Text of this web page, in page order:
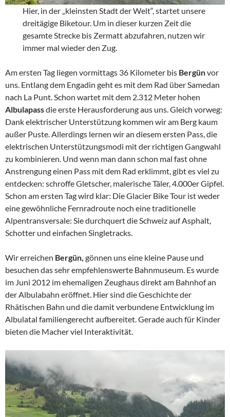
Hier, in der „kleinsten Stadt der Welt“, startet unsere
dreitägige Biketour. Um in dieser kurzen Zeit die
gesamte Strecke bis Zermatt abzufahren, nutzen wir
immer mal wieder den Zug.
Am ersten Tag liegen vormittags 36 Kilometer bis Bergünvor
uns. Entlang dem Engadin geht es mit dem Rad über Samedan
nach La Punt. Schon wartet mit dem 2.312 Meter hohen
Albulapassdie erste Herausforderung aus uns. Gleich vorweg:
Dank elektrischer Unterstützung kommen wir am Berg kaum
außer Puste. Allerdings lernen wir an diesem ersten Pass, die
elektrischen Unterstützungsmodi mit der richtigen Gangwahl
zu kombinieren. Und wenn man dann schon mal fast ohne
Anstrengung einen Pass mit dem Rad erklimmt, gibt es viel zu
entdecken: schroffe Gletscher, malerische Täler, 4.000er Gipfel.
Schon am ersten Tag wird klar: Die Glacier Bike Tour ist weder
eine gewöhnliche Fernradroute noch eine traditionelle
Alpentransversale: Sie durchquert die Schweiz auf Asphalt,
Schotter und einfachen Singletracks.
Wir erreichen Bergün, gönnen uns eine kleine Pause und
besuchen das sehr empfehlenswerte Bahnmuseum. Es wurde
im Juni 2012 im ehemaligen Zeughaus direkt am Bahnhof an
der Albulabahn eröffnet. Hier sind die Geschichte der
Rhätischen Bahn und die damit verbundene Entwicklung im
Albulatal familiengerecht aufbereitet. Gerade auch für Kinder
bieten die Macher viel Interaktivität.